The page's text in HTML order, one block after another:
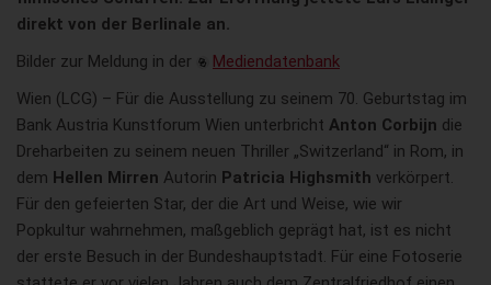
direkt von der Berlinale an.
Bilder zur Meldung in der
Mediendatenbank
Wien (LCG) – Für die Ausstellung zu seinem 70. Geburtstag im
Bank Austria Kunstforum Wien unterbricht Anton Corbijn die
Dreharbeiten zu seinem neuen Thriller „Switzerland“ in Rom, in
dem Hellen Mirren Autorin Patricia Highsmith verkörpert.
Für den gefeierten Star, der die Art und Weise, wie wir
Popkultur wahrnehmen, maßgeblich geprägt hat, ist es nicht
der erste Besuch in der Bundeshauptstadt. Für eine Fotoserie